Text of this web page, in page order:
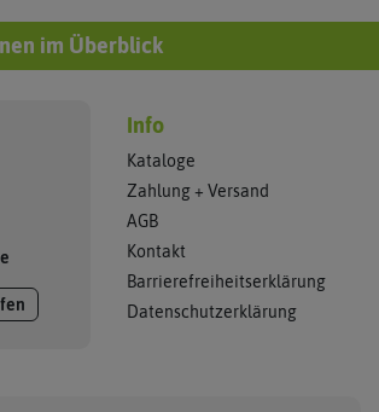
im Überblick
Info
Kataloge
Zahlung + Versand
AGB
Kontakt
Barrierefreiheitserklärung
Datenschutzerklärung